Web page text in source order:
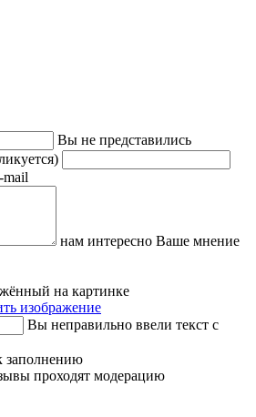
Вы не представились
mail
нам интересно Ваше мнение
на картинке
Вы неправильно ввели текст с
заполнению
проходят модерацию